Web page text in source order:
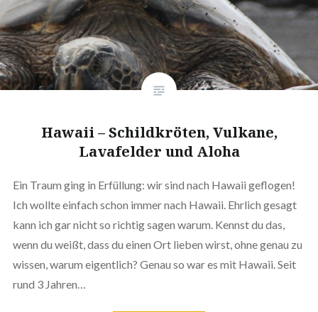
Hawaii – Schildkröten, Vulkane,
Lavafelder und Aloha
Ein Traum ging in Erfüllung: wir sind nach Hawaii geflogen!
Ich wollte einfach schon immer nach Hawaii. Ehrlich gesagt
kann ich gar nicht so richtig sagen warum. Kennst du das,
wenn du weißt, dass du einen Ort lieben wirst, ohne genau zu
wissen, warum eigentlich? Genau so war es mit Hawaii. Seit
rund 3 Jahren…